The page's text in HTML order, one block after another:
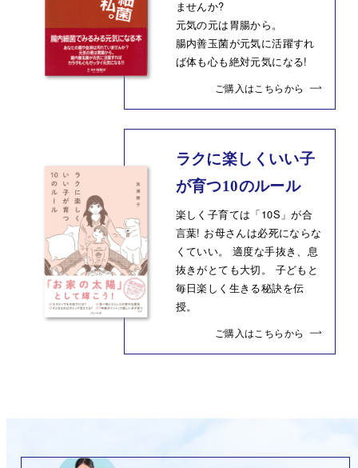
ませんか?
元気の元は胃腸から。
腸内善玉菌が元気に活躍すれ
ば体も心も絶対元気になる!
ご購入はこちらから
ラクに楽しくいい子
が育つ10のルール
楽しく子育ては「10S」が合
言葉! お母さんは必死にならな
くていい。 適度な手抜き、息
抜きがとても大切。 子どもと
毎日楽しく生きる秘訣を伝
授。
ご購入はこちらから